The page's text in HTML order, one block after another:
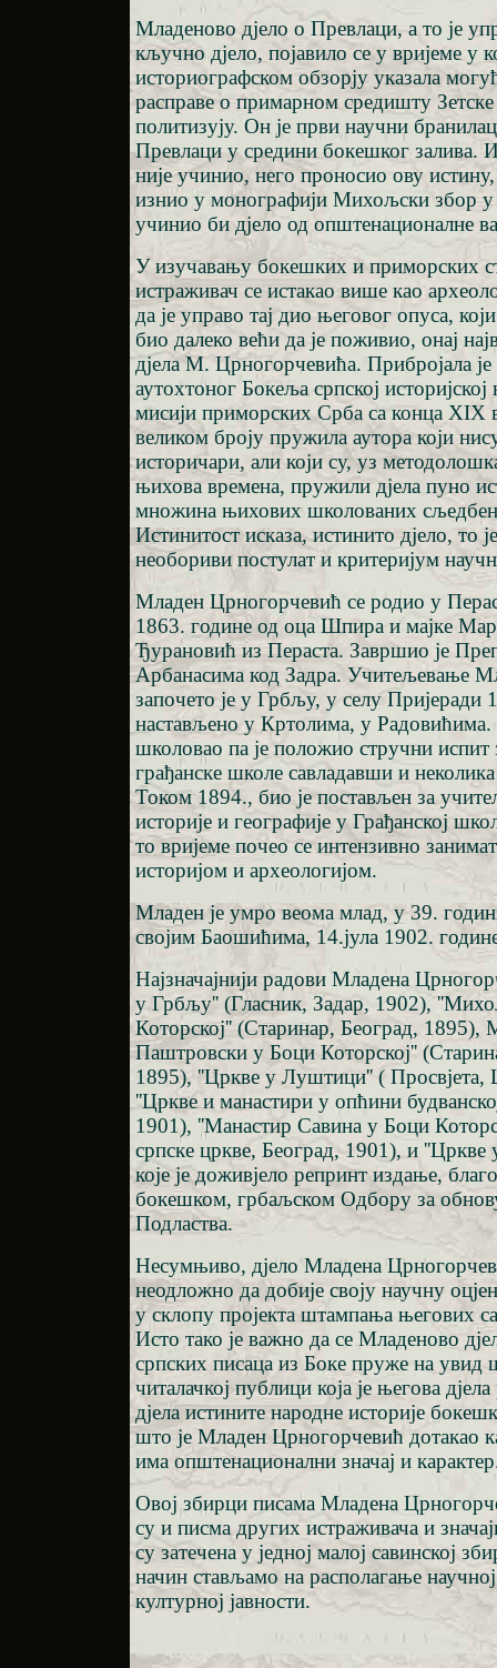
Младеново дјело о Превлаци, а то је
кључно дјело, појавило се у вријеме у
историографском обзорју указала
расправе о примарном средишту Зетске
политизују. Он је први научни
Превлаци у средини бокешког залива.
није учинио, него проносио ову истину,
изнио у монографији Михољски збор у
учинио би дјело од општенационалне
У изучавању бокешких и приморских
истраживач се истакао више као
да је управо тај дио његовог опуса,
био далеко већи да је поживио, онај
дјела М. Црногорчевића. Прибројала је
аутохтоног Бокеља српској
мисији приморских Срба са конца XIX
великом броју пружила аутора који
историчари, али који су, уз
њихова времена, пружили дјела пуно
множина њихових школованих
Истинитост исказа, истинито дјело, то
необориви постулат и критеријум
Младен Црногорчевић се родио у
1863. године од оца Шпира и мајке
Ђурановић из Пераста. Завршио је
Арбанасима код Задра. Учитељевање
започето је у Грбљу, у селу Пријеради
настављено у Кртолима, у
школовао па је положио стручни испит
грађанске школе савладавши и неколика
Током 1894., био је постављен за
историје и географије у Грађанској
то вријеме почео се интензивно
историјом и археологијом.
Младен је умро веома млад, у 39.
својим Баошићима, 14.јула 1902.
Најзначајнији радови Младена
у Грбљу'' (Гласник, Задар, 1902),
Которској'' (Старинар, Београд, 1895),
Паштровски у Боци Которској''
1895), ''Цркве у Луштици'' ( Просвјета,
''Цркве и манастири у опћини
1901), ''Манастир Савина у Боци
српске цркве, Београд, 1901), и ''Цркве
које је доживјело репринт издање,
бокешком, грбаљском Одбору за
Подластва.
Несумњиво, дјело Младена
неодложно да добије своју научну
у склопу пројекта штампања његових
Исто тако је важно да се Младеново
српских писаца из Боке пруже на увид
читалачкој публици која је његова
дјела истините народне историје
што је Младен Црногорчевић дотакао
има општенационални значај и
Овој збирци писама Младена
су и писма других истраживача и
су затечена у једној малој савинској
начин стављамо на располагање
културној јавности.